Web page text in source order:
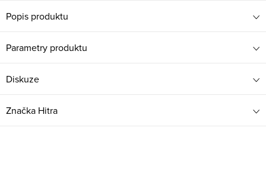
Popis produktu
Parametry produktu
Diskuze
Značka Hitra